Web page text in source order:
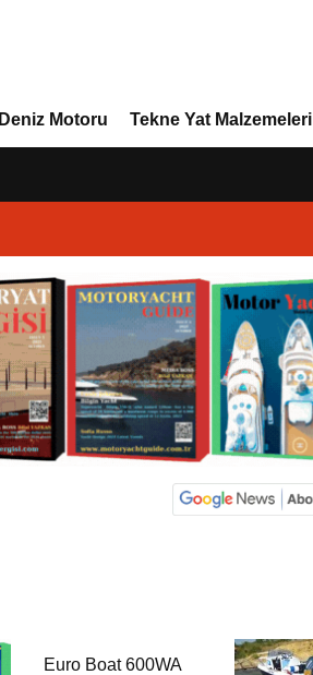
Deniz Motoru Tekne Yat Malzemeleri
Euro Boat 600WA